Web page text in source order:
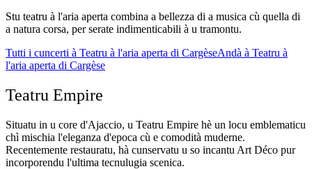
Stu teatru à l'aria aperta combina a bellezza di a musica cù quella di
a natura corsa, per serate indimenticabili à u tramontu.
Tutti i cuncerti à Teatru à l'aria aperta di CargèseAndà à Teatru à
l'aria aperta di Cargèse
Teatru Empire
Situatu in u core d'Ajaccio, u Teatru Empire hè un locu emblematicu
chì mischia l'eleganza d'epoca cù e comodità muderne.
Recentemente restauratu, hà cunservatu u so incantu Art Déco pur
incorporendu l'ultima tecnulugia scenica.